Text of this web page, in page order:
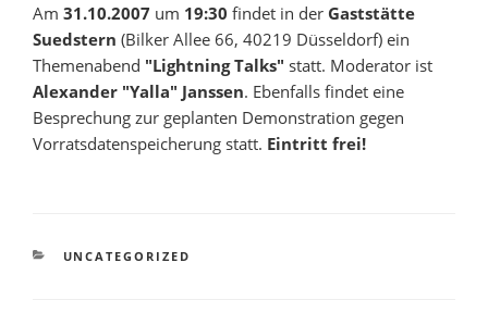
Am 31.10.2007 um 19:30 findet in der Gaststätte
Suedstern (Bilker Allee 66, 40219 Düsseldorf) ein
Themenabend "Lightning Talks" statt. Moderator ist
Alexander "Yalla" Janssen. Ebenfalls findet eine
Besprechung zur geplanten Demonstration gegen
Vorratsdatenspeicherung statt. Eintritt frei!
KATEGORIEN
UNCATEGORIZED